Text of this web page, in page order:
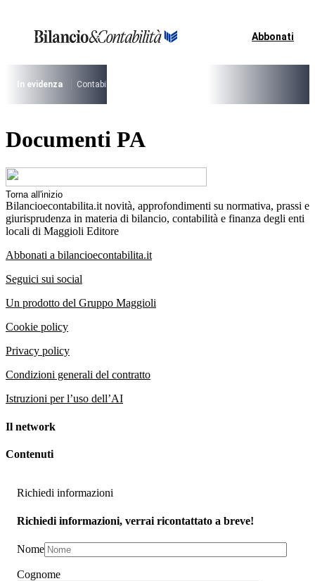
contenuto
I più cercati
Lorem ipsum dolor sit amet consectetur
Lorem ipsum dolor sit amet consectetur
Abbonati
In evidenza Contabilità Accrual
I più cercati
Lorem ipsum dolor sit amet consectetur
Documenti PA
Torna all'inizio
Bilancioecontabilita.it novità, approfondimenti su normativa, prassi e
giurisprudenza in materia di bilancio, contabilità e finanza degli enti
locali di Maggioli Editore
Abbonati a bilancioecontabilita.it
Seguici sui social
Un prodotto del Gruppo Maggioli
Cookie policy
Privacy policy
Condizioni generali del contratto
Istruzioni per l’uso dell’AI
Il network
Contenuti
Richiedi informazioni
Richiedi informazioni, verrai ricontattato a breve!
Nome
Cognome